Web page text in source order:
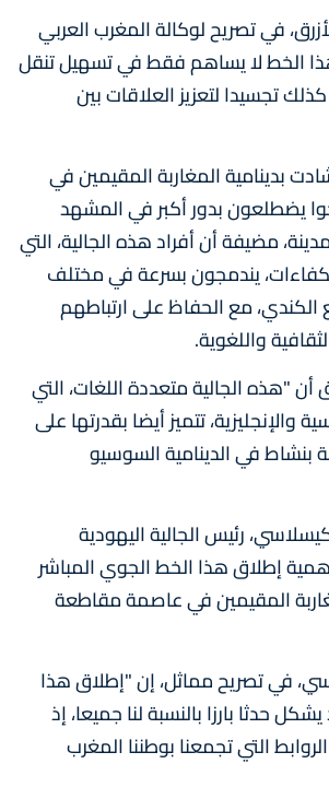
في تصريح لوكالة المغرب العربي
هذا الخط لا يساهم فقط في تسهيل تنقل
تجسيدا لتعزيز العلاقات بين
بدينامية المغاربة المقيمين في
يضطلعون بدور أكبر في المشهد
مضيفة أن أفراد هذه الجالية، التي
يندمجون بسرعة في مختلف
الكندي، مع الحفاظ على ارتباطهم
واللغوية.
أن "هذه الجالية متعددة اللغات، التي
والإنجليزية، تتميز أيضا بقدرتها على
في الدينامية السوسيو
رئيس الجالية اليهودية
أهمية إطلاق هذا الخط الجوي المباشر
المقيمين في عاصمة مقاطعة
في تصريح مماثل، إن "إطلاق هذا
حدثا بارزا بالنسبة لنا جميعا، إذ
التي تجمعنا بوطننا المغرب